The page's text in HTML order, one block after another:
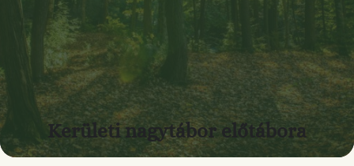
Kerületi nagytábor előtábora